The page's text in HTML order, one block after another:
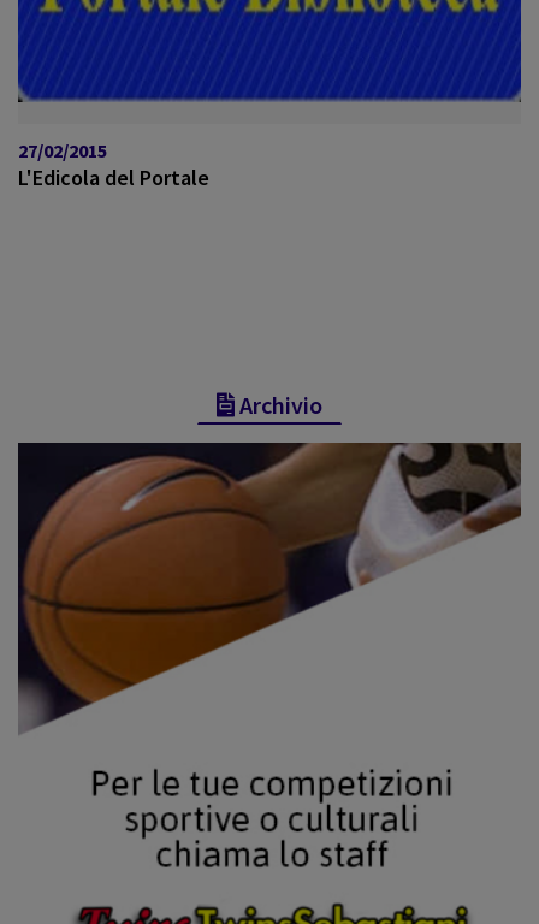
27/02/2015
L'Edicola del Portale
Archivio